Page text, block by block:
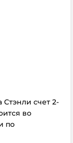
счет 2-
во
по